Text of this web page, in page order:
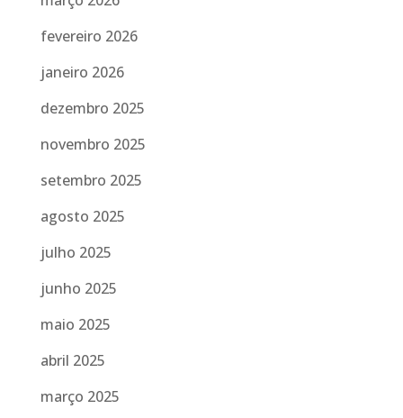
fevereiro 2026
janeiro 2026
dezembro 2025
novembro 2025
setembro 2025
agosto 2025
julho 2025
junho 2025
maio 2025
abril 2025
março 2025